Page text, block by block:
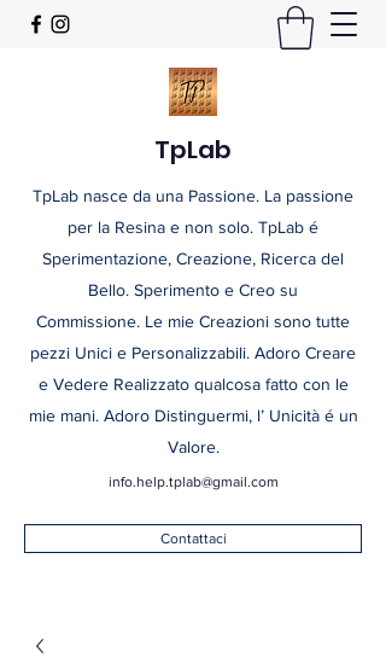
TpLab
TpLab nasce da una Passione. La passione
per la Resina e non solo. TpLab é
Sperimentazione, Creazione, Ricerca del
Bello. Sperimento e Creo su
Commissione. Le mie Creazioni sono tutte
pezzi Unici e Personalizzabili. Adoro Creare
e Vedere Realizzato qualcosa fatto con le
mie mani. Adoro Distinguermi, l’ Unicità é un
Valore.
info.help.tplab@gmail.com
Contattaci